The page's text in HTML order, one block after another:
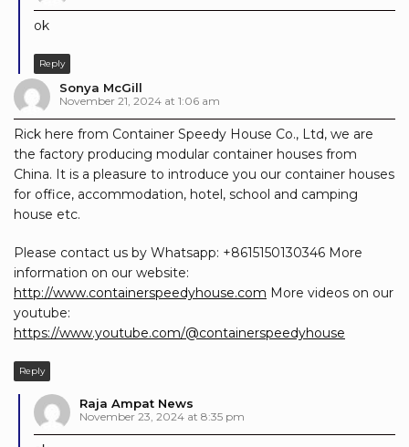
ok
Reply
Sonya McGill
November 21, 2024 at 1:06 am
Rick here from Container Speedy House Co., Ltd, we are
the factory producing modular container houses from
China. It is a pleasure to introduce you our container houses
for office, accommodation, hotel, school and camping
house etc.
Please contact us by Whatsapp: +8615150130346 More
information on our website:
http://www.containerspeedyhouse.com More videos on our
youtube:
https://www.youtube.com/@containerspeedyhouse
Reply
Raja Ampat News
November 23, 2024 at 8:35 pm